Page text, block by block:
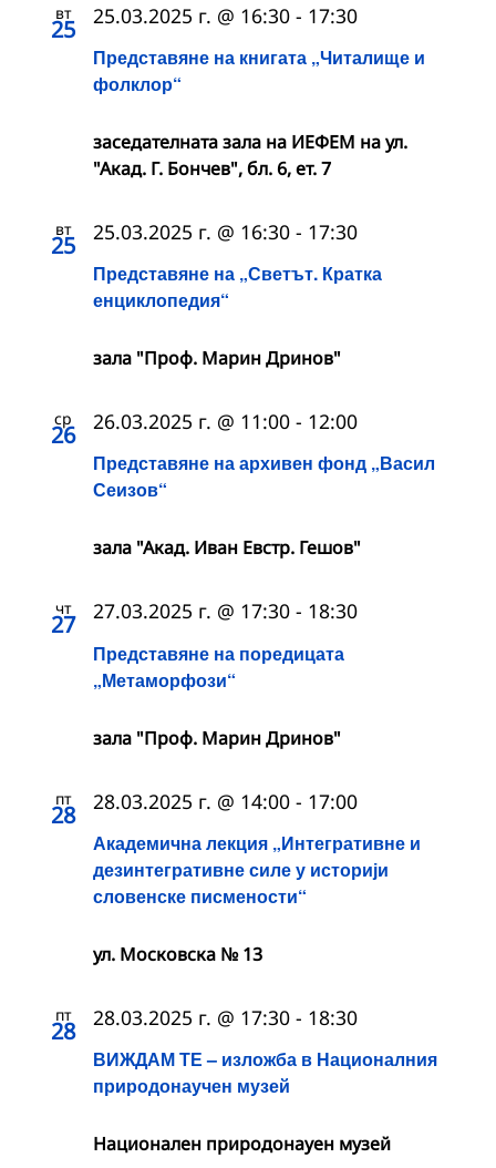
вт
25
Представяне на книгата „Читалище и
фолклор“
25.03.2025 г. @ 16:30 - 17:30
заседателната зала на ИЕФЕМ на ул.
"Акад. Г. Бончев", бл. 6, ет. 7
вт
25
Представяне на „Светът. Кратка
енциклопедия“
25.03.2025 г. @ 16:30 - 17:30
зала "Проф. Марин Дринов"
ср
26
Представяне на архивен фонд „Васил
Сеизов“
26.03.2025 г. @ 11:00 - 12:00
зала "Акад. Иван Евстр. Гешов"
чт
27
Представяне на поредицата
„Метаморфози“
27.03.2025 г. @ 17:30 - 18:30
зала "Проф. Марин Дринов"
пт
28
Академична лекция „Интегративне и
дезинтегративне силе у историји
словенске писмености“
28.03.2025 г. @ 14:00 - 17:00
ул. Московска № 13
пт
28
ВИЖДАМ ТЕ – изложба в Националния
природонаучен музей
28.03.2025 г. @ 17:30 - 18:30
Национален природонауен музей